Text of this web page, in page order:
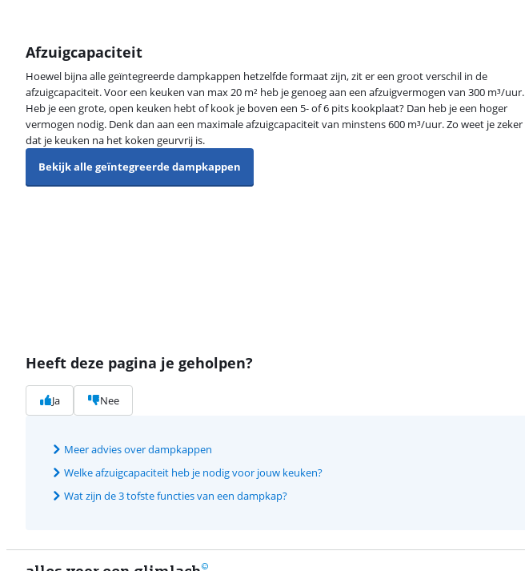
Afzuigcapaciteit
Hoewel bijna alle geïntegreerde dampkappen hetzelfde formaat zijn, zit er een groot verschil in de
afzuigcapaciteit. Voor een keuken van max 20 m² heb je genoeg aan een afzuigvermogen van 300 m³/uur.
Heb je een grote, open keuken hebt of kook je boven een 5- of 6 pits kookplaat? Dan heb je een hoger
vermogen nodig. Denk dan aan een maximale afzuigcapaciteit van minstens 600 m³/uur. Zo weet je zeker
dat je keuken na het koken geurvrij is.
Bekijk alle geïntegreerde dampkappen
Heeft deze pagina je geholpen?
Ja Nee
Meer advies over dampkappen
Welke afzuigcapaciteit heb je nodig voor jouw keuken?
Wat zijn de 3 tofste functies van een dampkap?